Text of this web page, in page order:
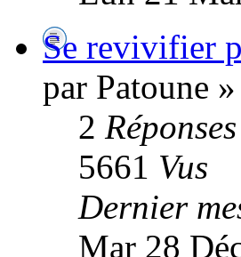
Se revivifier
par Patoune
2 Réponses
5661 Vus
Dernier
Mar 28